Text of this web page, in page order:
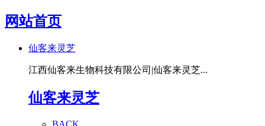
网站首页
仙客来灵芝
江西仙客来生物科技有限公司|仙客来灵芝...
仙客来灵芝
BACK